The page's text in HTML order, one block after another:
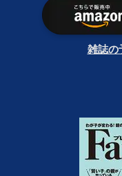
雑誌の